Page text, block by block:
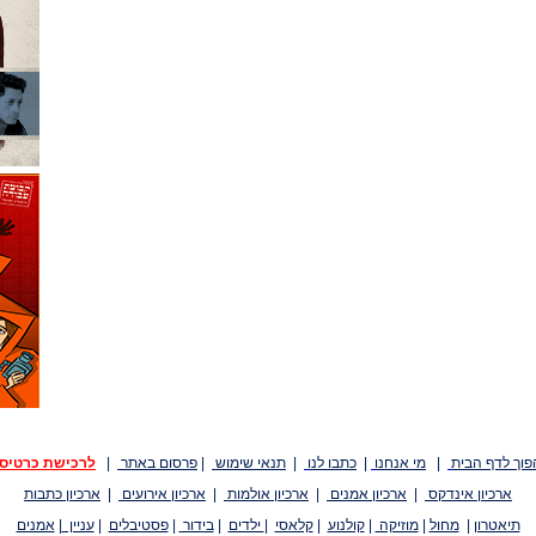
לדף הבית מי אנחנו כתבו לנו תנאי שימוש פרסום באתר
לרכישת
ארכיון אינדקס
ארכיון אמנים ארכיון אולמות ארכיון אירועים
ארכיון כתבות
תיאטרון
|מחול |מוזיקה |קולנוע |קלאסי ילדים |בידור |פסטיבלים |עניין |אמנים